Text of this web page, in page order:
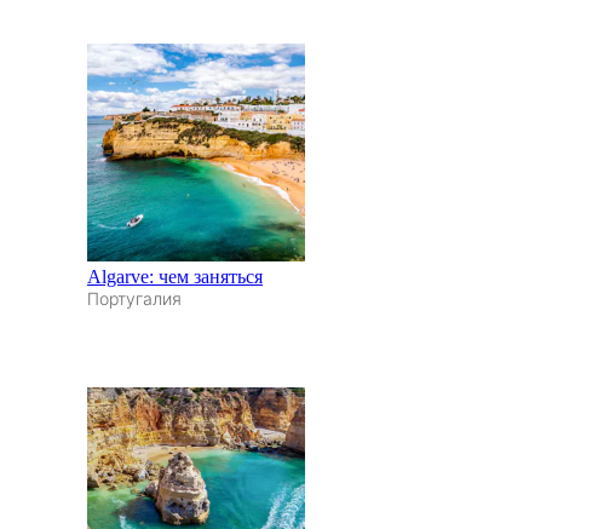
Algarve: чем заняться
Португалия